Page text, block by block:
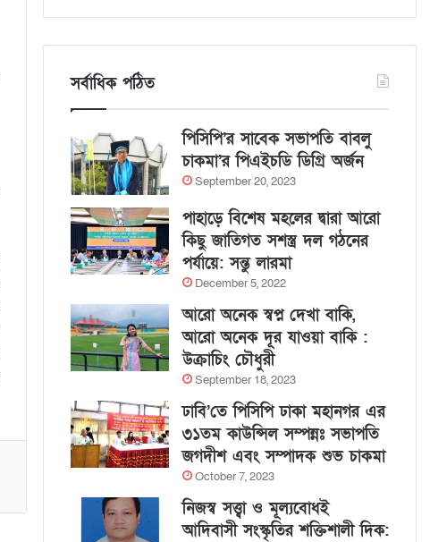
সর্বাধিক পঠিত
পিসিপি’র সাবেক সভাপতি বাবলু
চাকমা’র পিএইচডি ডিগ্রি অর্জন
September 20, 2023
পাহাড়ে বিশেষ মহলের দ্বারা আরো
কিছু জাতিগত সশস্ত্র দল গঠনের
পর্যায়ে: সন্তু লারমা
December 5, 2022
আরো অনেক স্বপ্ন দেখা বাকি,
আরো অনেক দূর যাওয়া বাকি :
উক্রাচিং চৌধুরী
September 18, 2023
ঢাবি’তে পিসিপি ঢাকা মহানগর এর
৩১তম কাউন্সিল সম্পন্নঃ সভাপতি
জগদীশ এবং সম্পাদক শুভ চাকমা
October 7, 2023
নিজস্ব সত্ত্বা ও মূল্যবোধই
আদিবাসী সংস্কৃতির শক্তিশালী দিক: